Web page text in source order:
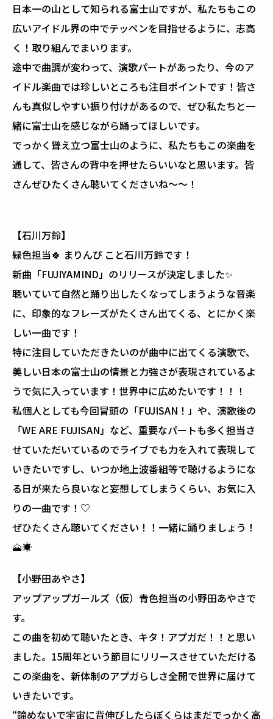
日本一の山として知られる富士山ですが、私たちもこの
広いアイドル界の中でテッペンを目指せるように、志高
く！取り組んでまいります。
途中で曲調が変わって、演歌パートがあったり、今のア
イドル楽曲では珍しいところも注目ポイントです！皆さ
んも真似しやすい振り付けがあるので、ぜひ私たちと一
緒に富士山を感じながら踊ってほしいです。
でっかく聳え立つ富士山のように、私たちもこの楽曲を
通して、皆さんの背中を押せたらいいなと思います。皆
さんぜひたくさん聴いてくださいね〜〜！
【石川万鈴】
緑色担当🍀 まりんぴ こと石川万鈴です！
新曲「FUJIYAMIND」のリリースが決定しました✨
聴いていて自然と踊り出したくなってしまうような音楽
に、印象的なフレーズがたくさん出てくる、とにかく楽
しい一曲です！
特に注目していただきたいのが曲中に出てくる演歌で、
美しい日本の富士山の情景と力強さが表現されているよ
うで気に入っています！世界中に広めたいです！！！
私個人としても今回冒頭の「FUJISAN！」や、演歌後の
「WE ARE FUJISAN」など、重要なパートも多く担当さ
せていただいているのでライブでも力を入れて表現して
いきたいですし、いつか地上波番組等で聴けるようにな
る日が来たら良いなと妄想してしまうくらい、お気に入
りの一曲です！♡
ぜひたくさん聴いてください！！一緒に踊りましょう！
🗻☀
【小野田あやさ】
アップアップガールズ（仮）青色担当の小野田あやさで
す。
この曲を初めて聴いたとき、キタ！アプガだ！！と思い
ました。15周年という節目にリリースさせていただける
この楽曲を、新体制のアプガらしさ全開で世界に届けて
いきたいです。
“諦めないで宇宙に背伸びしたらぼくらはまだでっかく高